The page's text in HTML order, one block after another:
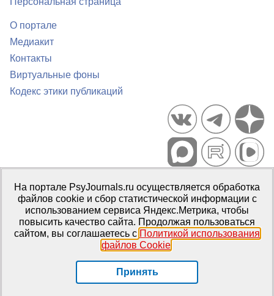
О портале
Медиакит
Контакты
Виртуальные фоны
Кодекс этики публикаций
Портал психологических изданий PsyJournals.ru, 2007–2026
Правила использования материалов
Свидетельство регистрации СМИЭл № ФС77-66447 от 14 июля
2016 г.
Издатель: ФГБОУ ВО МГППУ
На портале PsyJournals.ru осуществляется обработка
файлов cookie и сбор статистической информации с
использованием сервиса Яндекс.Метрика, чтобы
повысить качество сайта. Продолжая пользоваться
сайтом, вы соглашаетесь с Политикой использования
файлов Cookie.
Принять